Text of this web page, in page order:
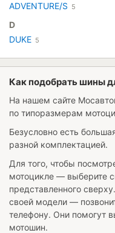
ADVENTURE/S 5
D
DUKE 5
Как подобрать шины
На нашем сайте
по типоразмерам
Безусловно есть
разной комплектацией.
Для того, чтобы
мотоцикле — выберите
представленного
своей модели —
телефону. Они помогут
мотошин.